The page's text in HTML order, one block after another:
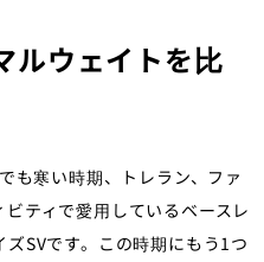
ルウェイトを比
も寒い時期、トレラン、ファ
ティで愛用しているベースレ
SVです。この時期にもう1つ